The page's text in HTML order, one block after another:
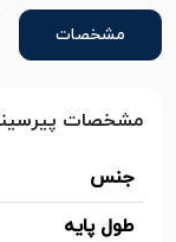
مشخصات
مشخصات
جنس
طول پایه